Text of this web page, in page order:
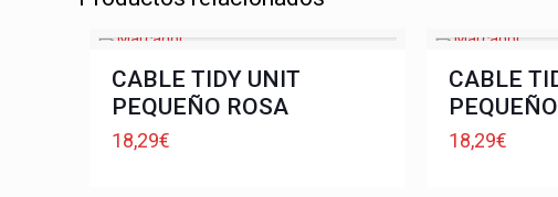
CABLE TIDY UNIT
PEQUEÑO ROSA
18,29€
CABLE
18,29€